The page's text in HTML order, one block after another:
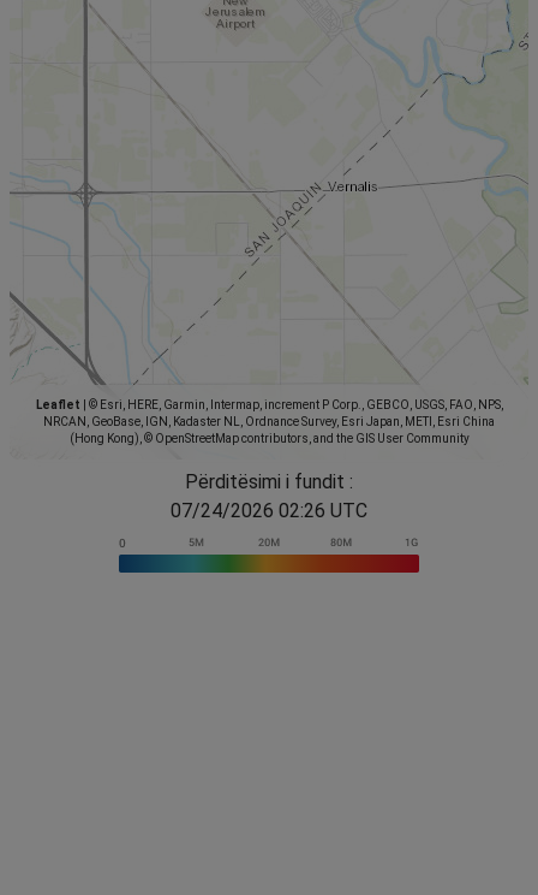
Leaflet
© Esri, HERE, Garmin, Intermap, increment P Corp., GEBCO, USGS, FAO, NPS,
NRCAN, GeoBase, IGN, Kadaster NL, Ordnance Survey, Esri Japan, METI, Esri China
(Hong Kong), © OpenStreetMap contributors, and the GIS User Community
Përditësimi i fundit :
07/24/2026 02:26 UTC